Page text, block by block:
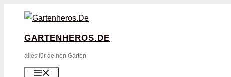
SpringenGARTENHEROS.DE
alles für deinen Garten